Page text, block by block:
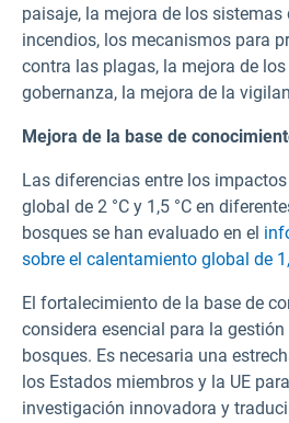
paisaje, la mejora de los sistemas
incendios, los mecanismos para
contra las plagas, la mejora de
gobernanza, la mejora de la
Mejora de la base de
Las diferencias entre los
global de 2 °C y 1,5 °C en
bosques se han evaluado en el
sobre el calentamiento global de
El fortalecimiento de la base de
considera esencial para la
bosques. Es necesaria una
los Estados miembros y la UE
investigación innovadora y